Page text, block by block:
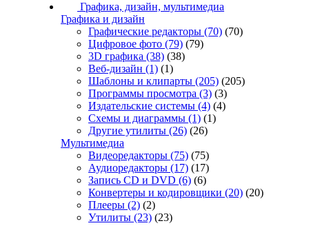
Графика, дизайн, мультимедиа
Графика и дизайн
Графические редакторы (70) (70)
Цифровое фото (79) (79)
3D графика (38) (38)
Веб-дизайн (1) (1)
Шаблоны и клипарты (205) (205)
Программы просмотра (3) (3)
Издательские системы (4) (4)
Схемы и диаграммы (1) (1)
Другие утилиты (26) (26)
Мультимедиа
Видеоредакторы (75) (75)
Аудиоредакторы (17) (17)
Запись CD и DVD (6) (6)
Конвертеры и кодировщики (20) (20)
Плееры (2) (2)
Утилиты (23) (23)